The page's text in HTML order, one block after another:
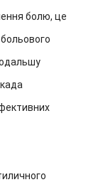
болю, це